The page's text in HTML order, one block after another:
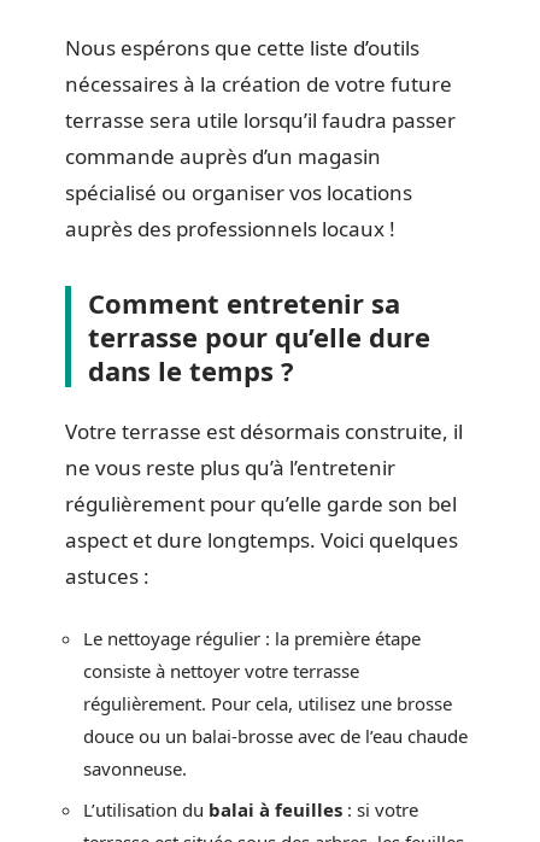
Nous espérons que cette liste d’outils
nécessaires à la création de votre future
terrasse sera utile lorsqu’il faudra passer
commande auprès d’un magasin
spécialisé ou organiser vos locations
auprès des professionnels locaux !
Comment entretenir sa
terrasse pour qu’elle dure
dans le temps ?
Votre terrasse est désormais construite, il
ne vous reste plus qu’à l’entretenir
régulièrement pour qu’elle garde son bel
aspect et dure longtemps. Voici quelques
astuces :
Le nettoyage régulier : la première étape
consiste à nettoyer votre terrasse
régulièrement. Pour cela, utilisez une brosse
douce ou un balai-brosse avec de l’eau chaude
savonneuse.
L’utilisation du balai à feuilles : si votre